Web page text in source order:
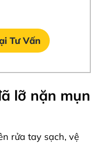
Tư Vấn
lỡ nặn mụn
rửa tay sạch, vệ